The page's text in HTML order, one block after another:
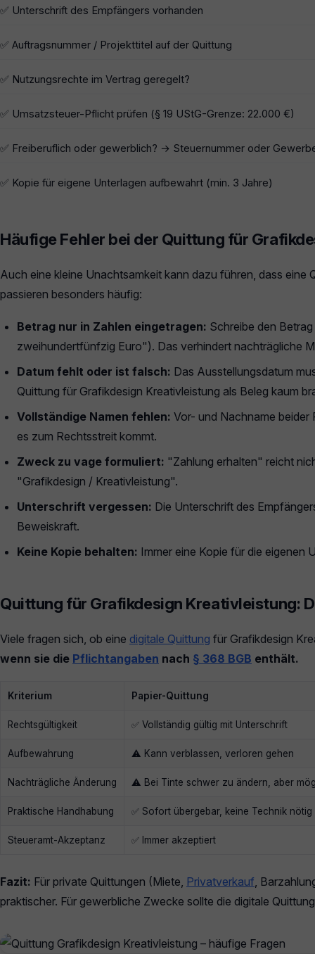
✅ Unterschrift des Empfängers vorhanden
✅ Auftragsnummer / Projekttitel auf der Quittung
✅ Nutzungsrechte im Vertrag geregelt?
✅ Umsatzsteuer-Pflicht prüfen (§ 19 UStG-Grenze: 22.000 €)
✅ Freiberuflich oder gewerblich? → Steuernummer oder
✅ Kopie für eigene Unterlagen aufbewahrt (min. 3 Jahre)
Häufige Fehler bei der Quittung für
Auch eine kleine Unachtsamkeit kann dazu führen, dass
passieren besonders häufig:
Betrag nur in Zahlen eingetragen: Schreibe den
zweihundertfünfzig Euro"). Das verhindert nachträgliche
Datum fehlt oder ist falsch: Das Ausstellungsdatum
Quittung für Grafikdesign Kreativleistung als Beleg kaum
Vollständige Namen fehlen: Vor- und Nachname beider
es zum Rechtsstreit kommt.
Zweck zu vage formuliert: "Zahlung erhalten" reicht
"Grafikdesign / Kreativleistung".
Unterschrift vergessen: Die Unterschrift des
Beweiskraft.
Keine Kopie behalten: Immer eine Kopie für die eigenen
Quittung für Grafikdesign Kreativleistung:
Viele fragen sich, ob eine digitale Quittung für Grafikdesign
wenn sie die Pflichtangaben nach § 368 BGB enthält.
Kriterium Papier-Quittung
Rechtsgültigkeit ✅ Vollständig gültig mit Unterschrift
Aufbewahrung ⚠️ Kann verblassen, verloren gehen
Nachträgliche Änderung ⚠️ Bei Tinte schwer zu ändern, aber
Praktische Handhabung ✅ Sofort übergebar, keine Technik nötig
Steueramt-Akzeptanz ✅ Immer akzeptiert
Fazit: Für private Quittungen (Miete, Privatverkauf,
praktischer. Für gewerbliche Zwecke sollte die digitale